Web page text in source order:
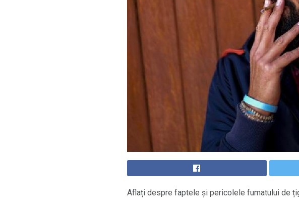
Aflați despre faptele și pericolele fumatului de